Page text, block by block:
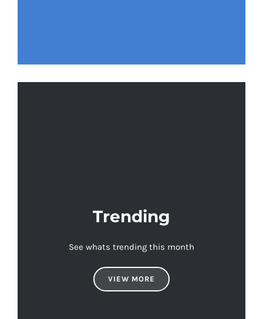
Trending
See whats trending this month
VIEW MORE